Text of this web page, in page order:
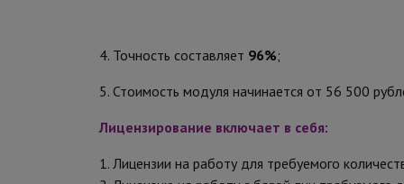
4. Точность составляет 96%;
5. Стоимость модуля начинается от 56 500
Лицензирование включает в себя:
1. Лицензии на работу для требуемого